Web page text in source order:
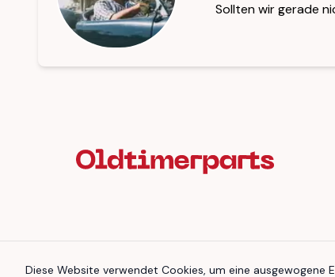
Sollten wir gerade
Diese Website verwendet Cookies, um eine ausgewogene